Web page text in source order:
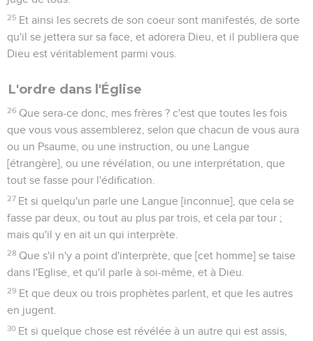
25 Et ainsi les secrets de son coeur sont manifestés, de sorte
qu'il se jettera sur sa face, et adorera Dieu, et il publiera que
Dieu est véritablement parmi vous.
L'ordre dans l'Église
26 Que sera-ce donc, mes frères ? c'est que toutes les fois
que vous vous assemblerez, selon que chacun de vous aura
ou un Psaume, ou une instruction, ou une Langue
[étrangère], ou une révélation, ou une interprétation, que
tout se fasse pour l'édification.
27 Et si quelqu'un parle une Langue [inconnue], que cela se
fasse par deux, ou tout au plus par trois, et cela par tour ;
mais qu'il y en ait un qui interprète.
28 Que s'il n'y a point d'interprète, que [cet homme] se taise
dans l'Eglise, et qu'il parle à soi-même, et à Dieu.
29 Et que deux ou trois prophètes parlent, et que les autres
en jugent.
30 Et si quelque chose est révélée à un autre qui est assis,